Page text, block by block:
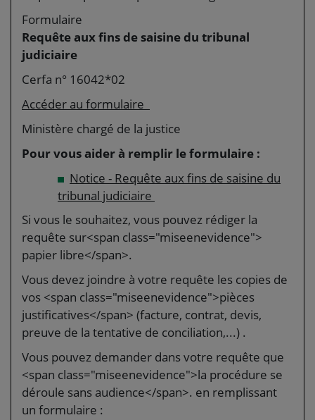
Formulaire
Requête aux fins de saisine du tribunal
judiciaire
Cerfa n° 16042*02
Accéder au formulaire
Ministère chargé de la justice
Pour vous aider à remplir le formulaire :
Notice - Requête aux fins de saisine du
tribunal judiciaire
Si vous le souhaitez, vous pouvez rédiger la
requête sur<span class="miseenevidence">
papier libre</span>.
Vous devez joindre à votre requête les copies de
vos <span class="miseenevidence">pièces
justificatives</span> (facture, contrat, devis,
preuve de la tentative de conciliation,...) .
Vous pouvez demander dans votre requête que
<span class="miseenevidence">la procédure se
déroule sans audience</span>. en remplissant
un formulaire :